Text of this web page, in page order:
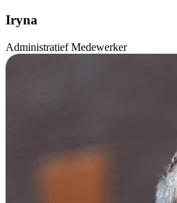
Iryna
Administratief Medewerker